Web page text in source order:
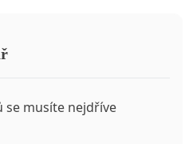
musíte nejdříve